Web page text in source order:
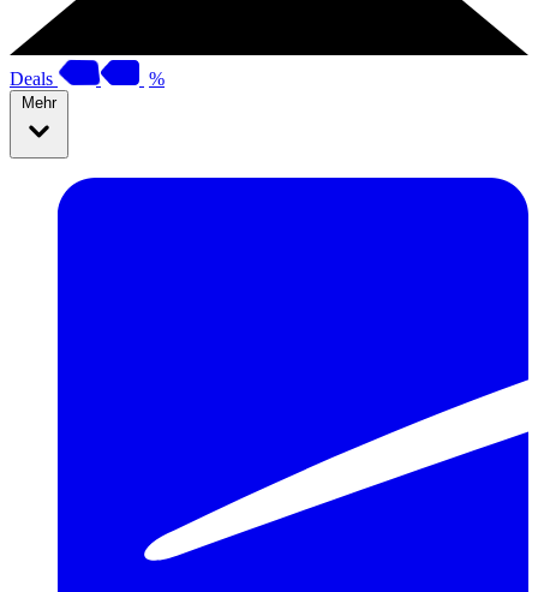
Deals %
Mehr